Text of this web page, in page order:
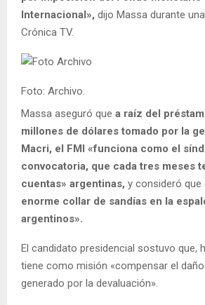
Internacional», dijo Massa durante
Crónica TV.
Foto: Archivo.
Massa aseguró que a raíz del
millones de dólares tomado por la
Macri, el FMI «funciona como el
convocatoria, que cada tres meses
cuentas» argentinas, y consideró que
enorme collar de sandías en la
argentinos».
El candidato presidencial sostuvo que,
tiene como misión «compensar el
generado por la devaluación».